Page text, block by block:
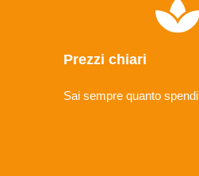
Prezzi chiari
Sai sempre quanto spendi